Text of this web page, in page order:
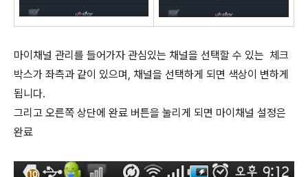
마이채널 관리를 들어가자 관심있는 채널을 선택할 수 있는 체크
박스가 좌측과 같이 있으며, 채널을 선택하게 되면 색상이 변하게
됩니다.
그리고 오른쪽 상단에 완료 버튼을 눌리게 되면 마이채널 설정은
완료